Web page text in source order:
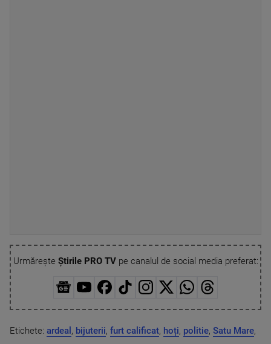
Urmărește Știrile PRO TVpe canalul de social media preferat:
Etichete: ardeal , bijuterii, furt calificat, hoți, politie, Satu Mare,